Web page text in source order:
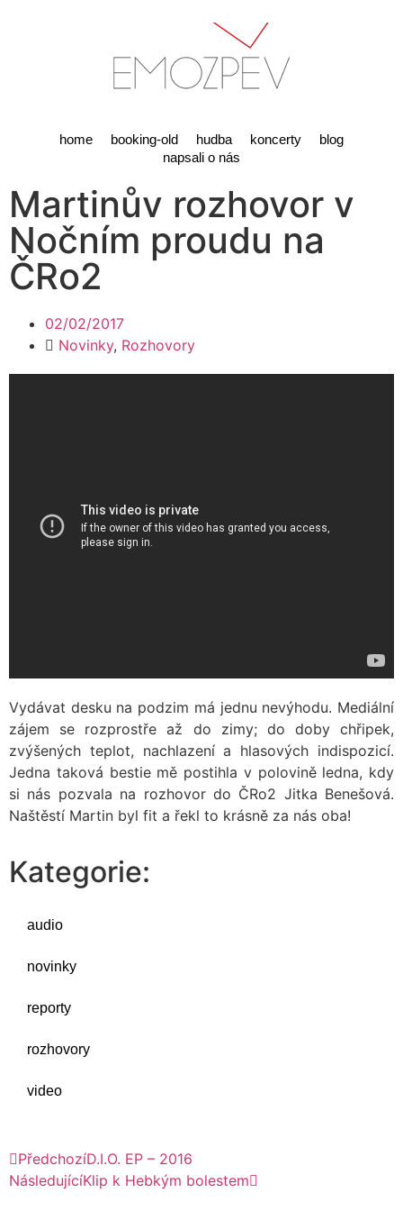
home booking-old hudba koncerty
blog
napsali o nás
Martinův rozhovor v
Nočním proudu na
ČRo2
02/02/2017
Novinky, Rozhovory
Vydávat desku na podzim má jednu nevýhodu. Mediální
zájem se rozprostře až do zimy; do doby chřipek,
zvýšených teplot, nachlazení a hlasových indispozicí.
Jedna taková bestie mě postihla v polovině ledna, kdy
si nás pozvala na rozhovor do ČRo2 Jitka Benešová.
Naštěstí Martin byl fit a řekl to krásně za nás oba!
Kategorie:
audio
novinky
reporty
rozhovory
video
PředchozíD​.​I​.​O. EP – 2016
NásledujícíKlip k Hebkým bolestem